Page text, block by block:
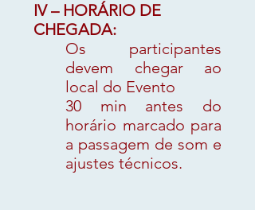
IV – HORÁRIO DE
CHEGADA:
Os participantes
devem chegar ao
local do Evento
30 min antes do
horário marcado para
a passagem de som e
ajustes técnicos.